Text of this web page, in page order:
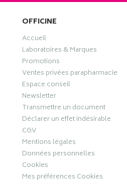
OFFICINE
Accueil
Laboratoires & Marques
Promotions
Ventes privées parapharmacie
Espace conseil
Newsletter
Transmettre un document
Déclarer un effet indésirable
CGV
Mentions légales
Données personnelles
Cookies
Mes préférences Cookies